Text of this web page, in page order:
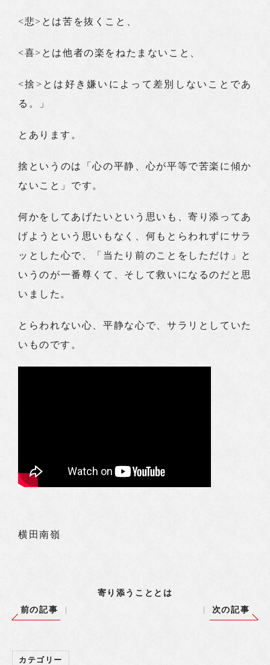
<悲>とは苦を抜くこと、
<喜>とは他者の楽をねたまないこと、
<捨>とは好き嫌いによって差別しないことであ
る。」
とあります。
捨というのは「心の平静、心が平等で苦楽に傾か
ないこと」です。
何かをしてあげたいという思いも、寄り添ってあ
げようという思いもなく、何もとらわれずにサラ
ッとした心で、「当たり前のことをしただけ」と
いうのが一番尊くて、そして救いになるのだと思
いました。
とらわれない心、平静な心で、サラリとしていた
いものです。
横田南嶺
寄り添うこととは
前の記事
次の記事
カテゴリー